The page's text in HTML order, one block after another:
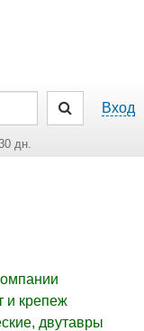
Вход
дн.
и крепеж
двутавры